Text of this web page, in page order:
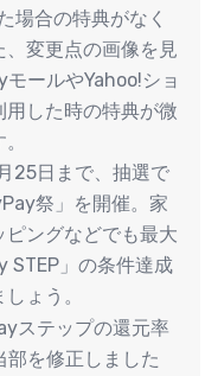
場合の特典がなく
変更点の画像を見
ールやYahoo!ショ
した時の特典が微
25日まで、抽選で
祭」を開催。家
ングなどでも最大
STEP」の条件達成
ょう。
ステップの還元率
を修正しました